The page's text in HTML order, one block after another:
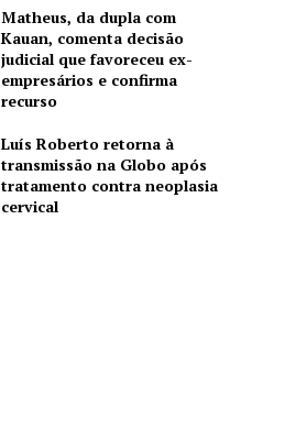
Matheus, da dupla com
Kauan, comenta decisão
judicial que favoreceu ex-
empresários e confirma
recurso
Luís Roberto retorna à
transmissão na Globo após
tratamento contra neoplasia
cervical